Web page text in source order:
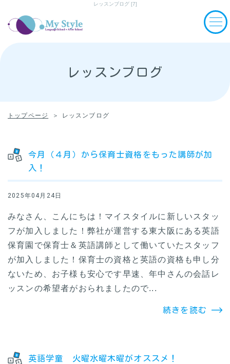
レッスンブログ [7]
レッスンブログ
トップページ レッスンブログ
今月（４月）から保育士資格をもった講師が加
入！
2025年04月24日
みなさん、こんにちは！マイスタイルに新しいスタッ
フが加入しました！弊社が運営する東大阪にある英語
保育園で保育士＆英語講師として働いていたスタッフ
が加入しました！保育士の資格と英語の資格も申し分
ないため、お子様も安心です早速、年中さんの会話レ
ッスンの希望者がおられましたので...
続きを読む
英語学童 火曜水曜木曜がオススメ！